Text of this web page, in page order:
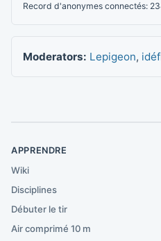
Record d'anonymes connectés:
Moderators: Lepigeon,
APPRENDRE
Wiki
Disciplines
Débuter le tir
Air comprimé 10 m